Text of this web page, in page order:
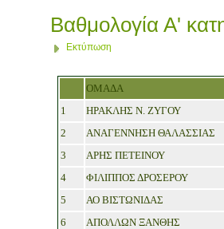
Βαθμολογία Α'
Εκτύπωση
ΟΜΑΔΑ
1
ΗΡΑΚΛΗΣ Ν. ΖΥΓΟΥ
2
ΑΝΑΓΕΝΝΗΣΗ ΘΑΛΑΣΣΙΑΣ
3
ΑΡΗΣ ΠΕΤΕΙΝΟΥ
4
ΦΙΛΙΠΠΟΣ ΔΡΟΣΕΡΟΥ
5
ΑΟ ΒΙΣΤΩΝΙΔΑΣ
6
ΑΠΟΛΛΩΝ ΞΑΝΘΗΣ